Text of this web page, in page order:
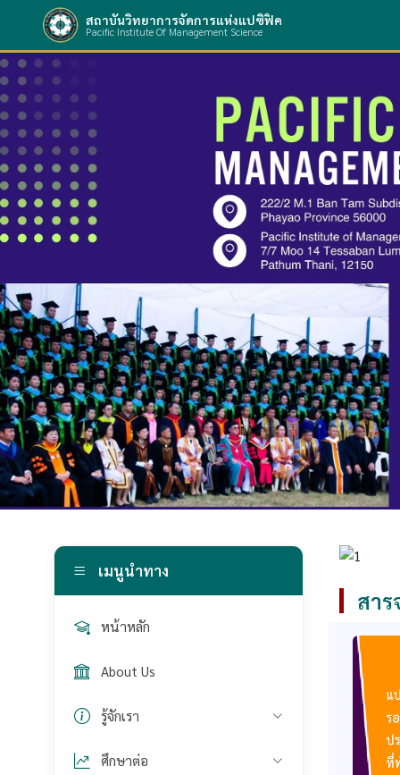
สถาบันวิทยาการจัดการแห่งแปซิฟิค
Pacific Institute Of Management Science
เมนูนำทาง
หน้าหลัก
About Us
รู้จักเรา
ศึกษาต่อ
สา